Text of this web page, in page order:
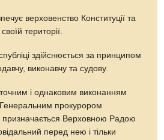
верховенство Конституції та
території.
здійснюється за принципом
виконавчу та судову.
і однаковим виконанням
Генеральним прокурором
призначається Верховною Радою
перед нею і тільки